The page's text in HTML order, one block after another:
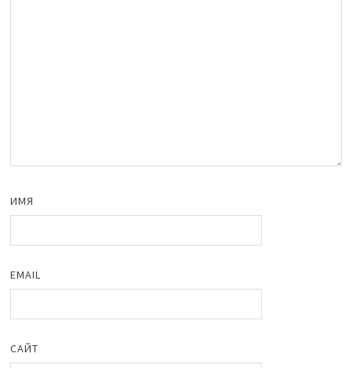
ИМЯ
EMAIL
САЙТ